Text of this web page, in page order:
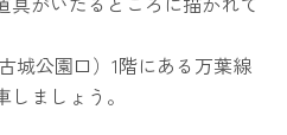
城公園口）1階にある万葉線
ましょう。